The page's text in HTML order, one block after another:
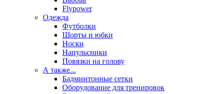
Flypower
Одежда
Футболки
Шорты и юбки
Носки
Напульсники
Повязки на голову
А также...
Бадминтонные сетки
Оборудование для тренировок